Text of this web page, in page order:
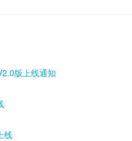
版上线通知
线